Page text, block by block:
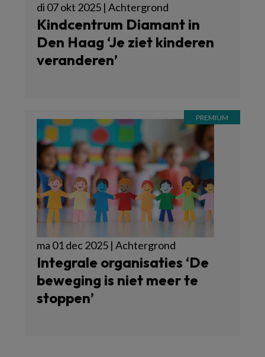
di 07 okt 2025 | Achtergrond
Kindcentrum Diamant in
Den Haag ‘Je ziet kinderen
veranderen’
ma 01 dec 2025 | Achtergrond
Integrale organisaties ‘De
beweging is niet meer te
stoppen’